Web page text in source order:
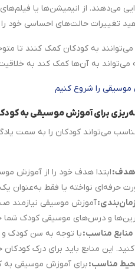
می‌دهند. از انیمیشن‌ها یا فیلم‌های
تغییرات حالت‌های احساسی خود
می‌توانند به کودکان کمک کنند تا
می‌تواند به آن‌ها کمک کند به
می‌تواند کودکان را به سمت
هدف:ابتدا هدف خود را از آموزش
حرفه‌ای نواخته یا فقط به‌عنوان
آموزش موسیقی نیازمند
و درس‌های موسیقی کودک شما
منابع مناسب:با توجه به سن کودک و
این منابع باید برای درک
مناسب:برای آموزش موسیقی به